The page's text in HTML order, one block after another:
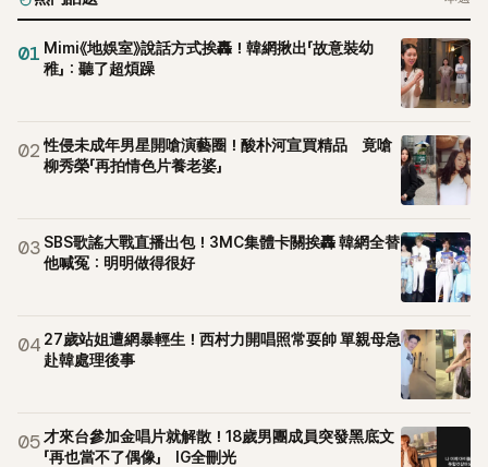
01 Mimi《地娛室》說話方式挨轟！韓網揪出「故意裝幼
稚」：聽了超煩躁
02 性侵未成年男星開嗆演藝圈！酸朴河宣買精品 竟嗆
柳秀榮「再拍情色片養老婆」
03 SBS歌謠大戰直播出包！3MC集體卡關挨轟 韓網全替
他喊冤：明明做得很好
04 27歲站姐遭網暴輕生！西村力開唱照常耍帥 單親母急
赴韓處理後事
05 才來台參加金唱片就解散！18歲男團成員突發黑底文
「再也當不了偶像」 IG全刪光